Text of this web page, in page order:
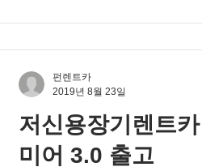
저신용장기렌트
미어 3.0 출고
펀렌트카
2019년 8월 23일